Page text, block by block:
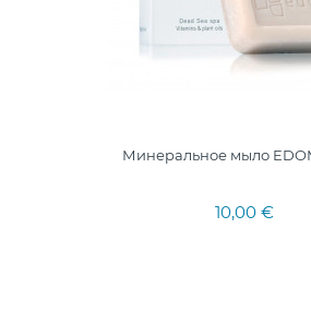
Минеральное мыло
10,00 €